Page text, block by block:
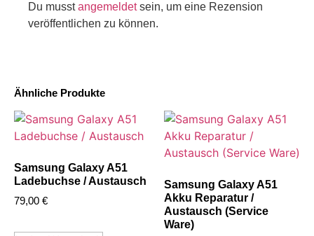
Ähnliche Produkte
Samsung Galaxy A51
Ladebuchse / Austausch
79,00 €
Samsung Galaxy A51
Akku Reparatur /
Austausch (Service
Ware)
Du musstangemeldetsein, um eine Rezension
veröffentlichen zu können.